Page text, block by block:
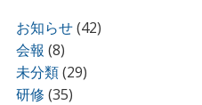
お知らせ(42)
会報 (8)
未分類(29)
研修 (35)